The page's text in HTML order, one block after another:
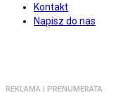
Kontakt
Napisz do nas
REKLAMA I PRENUMERATA